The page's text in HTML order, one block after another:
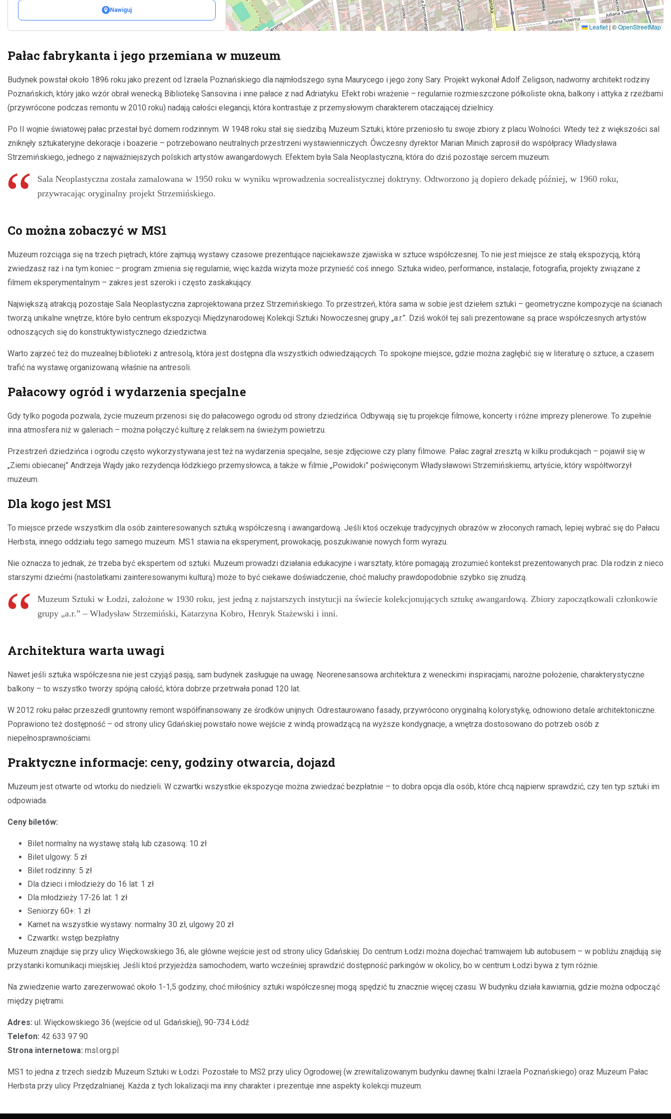
Nawiguj
Leaflet | ©OpenStreetMap
Pałac fabrykanta i jego przemiana w muzeum
Budynek powstał około 1896 roku jako prezent od Izraela Poznańskiego dla najmłodszego syna Maurycego i jego żony Sary. Projekt wykonał Adolf Zeligson, nadworny architekt rodziny
Poznańskich, który jako wzór obrał wenecką Bibliotekę Sansovina i inne pałace z nad Adriatyku. Efekt robi wrażenie – regularnie rozmieszczone półkoliste okna, balkony i attyka z rzeźbami
(przywrócone podczas remontu w 2010 roku) nadają całości elegancji, która kontrastuje z przemysłowym charakterem otaczającej dzielnicy.
Po II wojnie światowej pałac przestał być domem rodzinnym. W 1948 roku stał się siedzibą Muzeum Sztuki, które przeniosło tu swoje zbiory z placu Wolności. Wtedy też z większości sal
zniknęły sztukateryjne dekoracje i boazerie – potrzebowano neutralnych przestrzeni wystawienniczych. Ówczesny dyrektor Marian Minich zaprosił do współpracy Władysława
Strzemińskiego, jednego z najważniejszych polskich artystów awangardowych. Efektem była Sala Neoplastyczna, która do dziś pozostaje sercem muzeum.
Sala Neoplastyczna została zamalowana w 1950 roku w wyniku wprowadzenia socrealistycznej doktryny. Odtworzono ją dopiero dekadę później, w 1960 roku,
przywracając oryginalny projekt Strzemińskiego.
Co można zobaczyć w MS1
Muzeum rozciąga się na trzech piętrach, które zajmują wystawy czasowe prezentujące najciekawsze zjawiska w sztuce współczesnej. To nie jest miejsce ze stałą ekspozycją, którą
zwiedzasz raz i na tym koniec – program zmienia się regularnie, więc każda wizyta może przynieść coś innego. Sztuka wideo, performance, instalacje, fotografia, projekty związane z
filmem eksperymentalnym – zakres jest szeroki i często zaskakujący.
Największą atrakcją pozostaje Sala Neoplastyczna zaprojektowana przez Strzemińskiego. To przestrzeń, która sama w sobie jest dziełem sztuki – geometryczne kompozycje na ścianach
tworzą unikalne wnętrze, które było centrum ekspozycji Międzynarodowej Kolekcji Sztuki Nowoczesnej grupy „a.r.”. Dziś wokół tej sali prezentowane są prace współczesnych artystów
odnoszących się do konstruktywistycznego dziedzictwa.
Warto zajrzeć też do muzealnej biblioteki z antresolą, która jest dostępna dla wszystkich odwiedzających. To spokojne miejsce, gdzie można zagłębić się w literaturę o sztuce, a czasem
trafić na wystawę organizowaną właśnie na antresoli.
Pałacowy ogród i wydarzenia specjalne
Gdy tylko pogoda pozwala, życie muzeum przenosi się do pałacowego ogrodu od strony dziedzińca. Odbywają się tu projekcje filmowe, koncerty i różne imprezy plenerowe. To zupełnie
inna atmosfera niż w galeriach – można połączyć kulturę z relaksem na świeżym powietrzu.
Przestrzeń dziedzińca i ogrodu często wykorzystywana jest też na wydarzenia specjalne, sesje zdjęciowe czy plany filmowe. Pałac zagrał zresztą w kilku produkcjach – pojawił się w
„Ziemi obiecanej” Andrzeja Wajdy jako rezydencja łódzkiego przemysłowca, a także w filmie „Powidoki” poświęconym Władysławowi Strzemińskiemu, artyście, który współtworzył
muzeum.
Dla kogo jest MS1
To miejsce przede wszystkim dla osób zainteresowanych sztuką współczesną i awangardową. Jeśli ktoś oczekuje tradycyjnych obrazów w złoconych ramach, lepiej wybrać się do Pałacu
Herbsta, innego oddziału tego samego muzeum. MS1 stawia na eksperyment, prowokację, poszukiwanie nowych form wyrazu.
Nie oznacza to jednak, że trzeba być ekspertem od sztuki. Muzeum prowadzi działania edukacyjne i warsztaty, które pomagają zrozumieć kontekst prezentowanych prac. Dla rodzin z nieco
starszymi dziećmi (nastolatkami zainteresowanymi kulturą) może to być ciekawe doświadczenie, choć maluchy prawdopodobnie szybko się znudzą.
Muzeum Sztuki w Łodzi, założone w 1930 roku, jest jedną z najstarszych instytucji na świecie kolekcjonujących sztukę awangardową. Zbiory zapoczątkowali członkowie
grupy „a.r.” – Władysław Strzemiński, Katarzyna Kobro, Henryk Stażewski i inni.
Architektura warta uwagi
Nawet jeśli sztuka współczesna nie jest czyjąś pasją, sam budynek zasługuje na uwagę. Neorenesansowa architektura z weneckimi inspiracjami, narożne położenie, charakterystyczne
balkony – to wszystko tworzy spójną całość, która dobrze przetrwała ponad 120 lat.
W 2012 roku pałac przeszedł gruntowny remont współfinansowany ze środków unijnych. Odrestaurowano fasady, przywrócono oryginalną kolorystykę, odnowiono detale architektoniczne.
Poprawiono też dostępność – od strony ulicy Gdańskiej powstało nowe wejście z windą prowadzącą na wyższe kondygnacje, a wnętrza dostosowano do potrzeb osób z
niepełnosprawnościami.
Praktyczne informacje: ceny, godziny otwarcia, dojazd
Muzeum jest otwarte od wtorku do niedzieli. W czwartki wszystkie ekspozycje można zwiedzać bezpłatnie – to dobra opcja dla osób, które chcą najpierw sprawdzić, czy ten typ sztuki im
odpowiada.
Ceny biletów:
Bilet normalny na wystawę stałą lub czasową: 10 zł
Bilet ulgowy: 5 zł
Bilet rodzinny: 5 zł
Dla dzieci i młodzieży do 16 lat: 1 zł
Dla młodzieży 17-26 lat: 1 zł
Seniorzy 60+: 1 zł
Karnet na wszystkie wystawy: normalny 30 zł, ulgowy 20 zł
Czwartki: wstęp bezpłatny
Muzeum znajduje się przy ulicy Więckowskiego 36, ale główne wejście jest od strony ulicy Gdańskiej. Do centrum Łodzi można dojechać tramwajem lub autobusem – w pobliżu znajdują się
przystanki komunikacji miejskiej. Jeśli ktoś przyjeżdża samochodem, warto wcześniej sprawdzić dostępność parkingów w okolicy, bo w centrum Łodzi bywa z tym różnie.
Na zwiedzenie warto zarezerwować około 1-1,5 godziny, choć miłośnicy sztuki współczesnej mogą spędzić tu znacznie więcej czasu. W budynku działa kawiarnia, gdzie można odpocząć
między piętrami.
Adres: ul. Więckowskiego 36 (wejście od ul. Gdańskiej), 90-734 Łódź
Telefon: 42 633 97 90
Strona internetowa: msl.org.pl
MS1 to jedna z trzech siedzib Muzeum Sztuki w Łodzi. Pozostałe to MS2 przy ulicy Ogrodowej (w zrewitalizowanym budynku dawnej tkalni Izraela Poznańskiego) oraz Muzeum Pałac
Herbsta przy ulicy Przędzalnianej. Każda z tych lokalizacji ma inny charakter i prezentuje inne aspekty kolekcji muzeum.